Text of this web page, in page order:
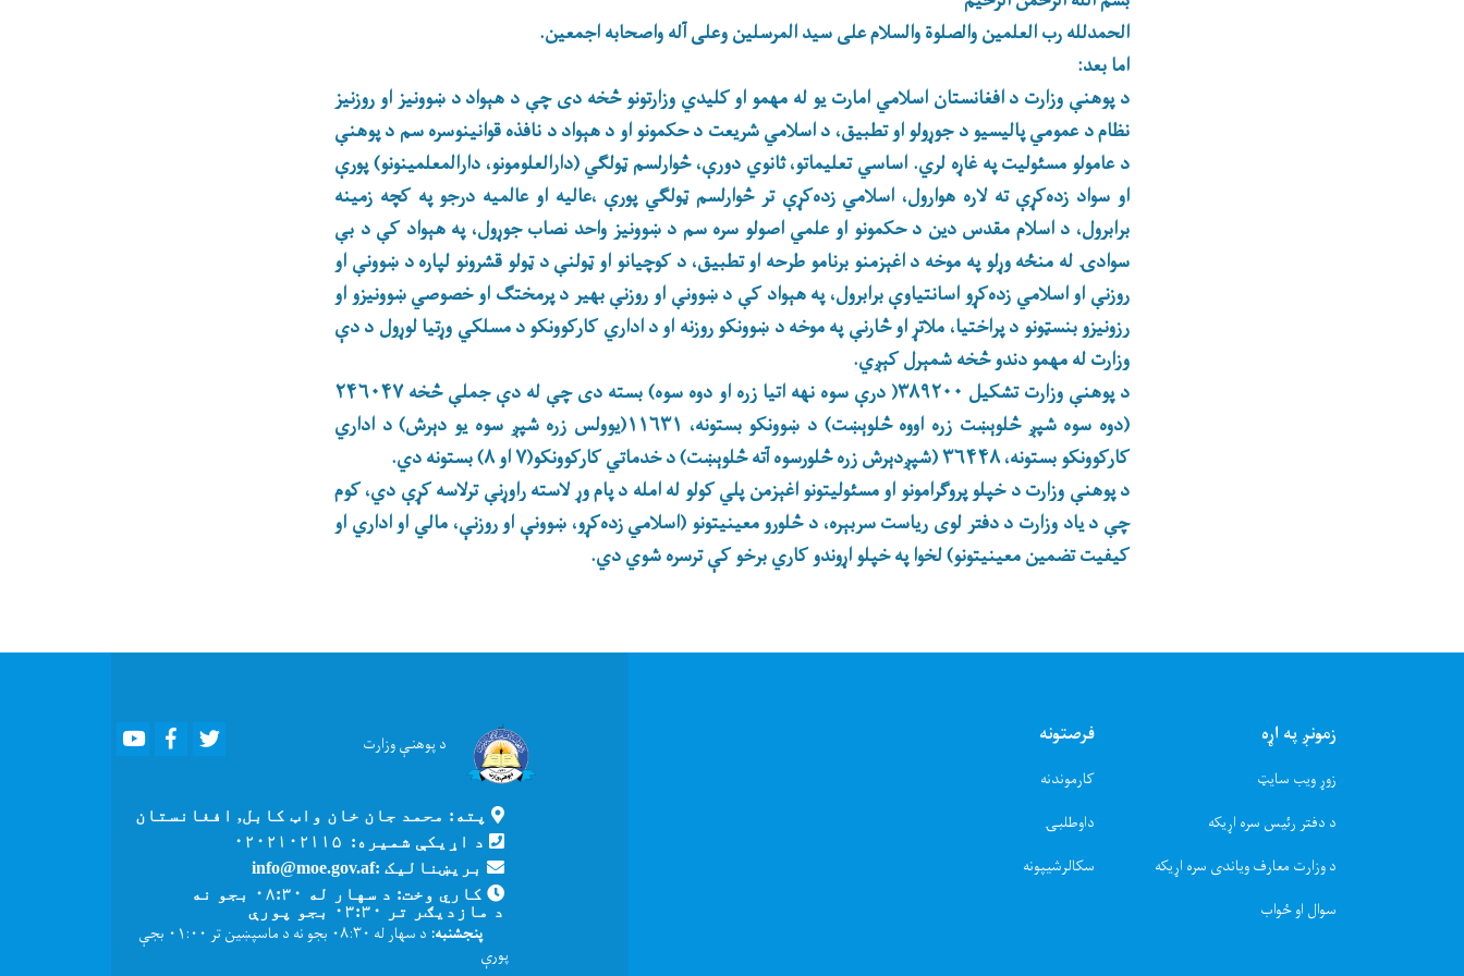
الحمدلله رب العلمین والصلوة والسلام علی سید المرسلین وعلی آله واصحابه اجمعین.
اما بعد:
د پوهنې وزارت د افغانستان اسلامي امارت یو له مهمو او کلیدي وزارتونو څخه دی چې د هېواد د ښوونیز او روزنیز
نظام د عمومي پالیسیو د جوړولو او تطبیق، د اسلامي شریعت د حکمونو او د هېواد د نافذه قوانینوسره سم د پوهنې
د عامولو مسئولیت په غاړه لري. اساسي تعلیماتو، ثانوي دورې، څوارلسم ټولګي (دارالعلومونو، دارالمعلمینونو) پورې
او سواد زده‌کړې ته لاره هوارول، اسلامي زده‌کړې تر څوارلسم ټولګي پورې ،عالیه او عالمیه درجو په کچه زمینه
برابرول، د اسلام مقدس دین د حکمونو او علمي اصولو سره سم د ښوونیز واحد نصاب جوړول، په هېواد کې د بې
سوادۍ له منځه وړلو په موخه د اغېزمنو برنامو طرحه او تطبیق، د کوچیانو او ټولنې د ټولو قشرونو لپاره د ښوونې او
روزنې او اسلامي زده‌کړو اسانتیاوې برابرول، په هېواد کې د ښوونې او روزنې بهیر د پرمختګ او خصوصي ښوونیزو او
رزونیزو بنسټونو د پراختیا، ملاتړ او څارنې په موخه د ښوونکو روزنه او د اداري کارکوونکو د مسلکي وړتیا لوړول د دې
وزارت له مهمو دندو څخه شمېرل کېږي.
د پوهنې وزارت تشکیل ۳۸۹۲۰۰( درې سوه نهه اتیا زره او دوه سوه) بسته دی چې له دې جملې څخه ۲۴۶۰۴۷
(دوه سوه شپږ څلوېښت زره اووه څلوېښت) د ښوونکو بستونه، ۱۱۶۳۱(یوولس زره شپږ سوه یو دېرش) د اداري
کارکوونکو بستونه، ۳۶۴۴۸ (شپږدېرش زره څلورسوه آته څلوېښت) د خدماتي کارکوونکو(۷ او ۸) بستونه دي.
د پوهنې وزارت د خپلو پروګرامونو او مسئولیتونو اغېزمن پلي کولو له امله د پام وړ لاسته راوړنې ترلاسه کړې دي، کوم
چې د یاد وزارت د دفتر لوی ریاست سربېره، د څلورو معینیتونو (اسلامي زده‌کړو، ښوونې او روزنې، مالي او اداري او
کیفیت تضمین معینیتونو) لخوا په خپلو اړوندو کاري برخو کې ترسره شوي دي.
زمونږ په اړه
زوړ ویب سایټ
د دفتر رئیس سره اړیکه
د وزارت معارف ویاندی سره اړیکه
سوال او ځواب
فرصتونه
کارموندنه
داوطلبۍ
سکالرشیپونه
د پوهنېوزارت Youtube Facebook
پته: محمد جان خان واټ کابل, افغانستان
د اړیکې شمیره: ۰۲۰۲۱۰۲۱۱۵
بریښنالیک :info@moe.gov.af
کاري وخت: د سهار له ۰۸:۳۰ بجو نه
د مازدیګر تر ۰۳:۳۰ بجو پورې
پنجشنبه:
د سهار له ۰۸:۳۰ بجو نه د ماسپښین تر ۰۱:۰۰ بجې
پورې